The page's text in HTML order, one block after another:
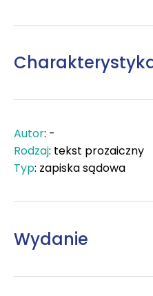
Autor: -
Rodzaj: tekst prozaiczny
Typ: zapiska sądowa
Wydanie